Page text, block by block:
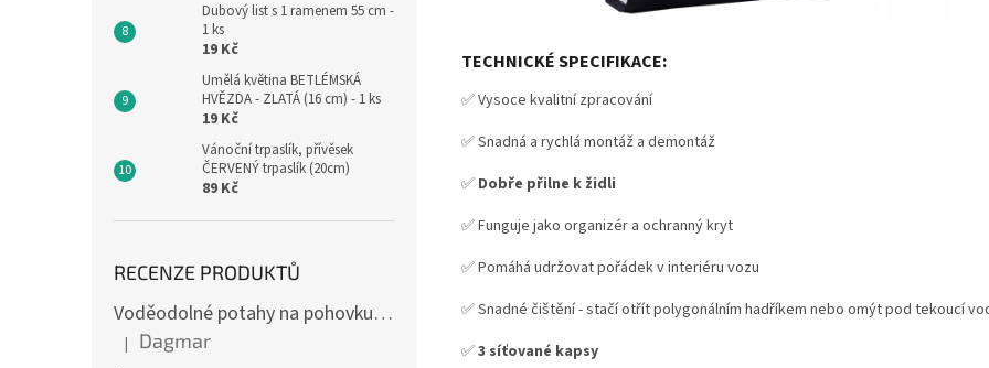
Dubový list s 1 ramenem 55 cm -
1 ks
19 Kč
Umělá květina BETLÉMSKÁ
HVĚZDA - ZLATÁ (16 cm) - 1 ks
19 Kč
Vánoční trpaslík, přívěsek
ČERVENÝ trpaslík (20cm)
89 Kč
RECENZE PRODUKTŮ
Voděodolné potahy na pohovku se vzorem
Hodnocení produktu je 4 z 5 hvězdiček.
| Dagmar
TECHNICKÉ SPECIFIKACE:
✅ Vysoce kvalitní zpracování
✅ Snadná a rychlá montáž a demontáž
✅ Dobře přilne k židli
✅ Funguje jako organizér a ochranný kryt
✅ Pomáhá udržovat pořádek v interiéru vozu
✅ Snadné čištění - stačí otřít polygonálním hadříkem nebo omýt pod tekoucí
✅3 síťované kapsy